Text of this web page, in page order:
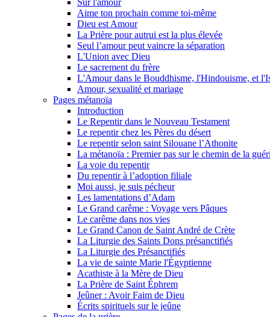
Aime ton prochain comme toi-même
Dieu est Amour
La Prière pour autrui est la plus élevée
Seul l’amour peut vaincre la séparation
L'Union avec Dieu
Le sacrement du frère
L'Amour dans le Bouddhisme, l'Hindouisme, et
Amour, sexualité et mariage
Pages métanoïa
Introduction
Le Repentir dans le Nouveau Testament
Le repentir chez les Pères du désert
Le repentir selon saint Silouane l’Athonite
La métanoïa : Premier pas sur le chemin de la
La voie du repentir
Du repentir à l’adoption filiale
Moi aussi, je suis pécheur
Les lamentations d’Adam
Le Grand carême : Voyage vers Pâques
Le carême dans nos vies
Le Grand Canon de Saint André de Crète
La Liturgie des Saints Dons présanctifiés
La Liturgie des Présanctifiés
La vie de sainte Marie l'Égyptienne
Acathiste à la Mère de Dieu
La Prière de Saint Éphrem
Jeûner : Avoir Faim de Dieu
Écrits spirituels sur le jeûne